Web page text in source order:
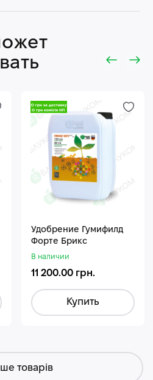
Удобрение Гумифилд
Форте Брикс
В наличии
11 200.00 грн.
Купить
товарів